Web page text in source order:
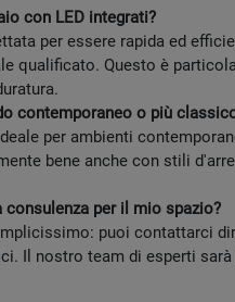
con LED integrati?
per essere rapida ed
qualificato. Questo è
contemporaneo o più
per ambienti
bene anche con stili
per il mio spazio?
puoi contattarci
Il nostro team di esperti